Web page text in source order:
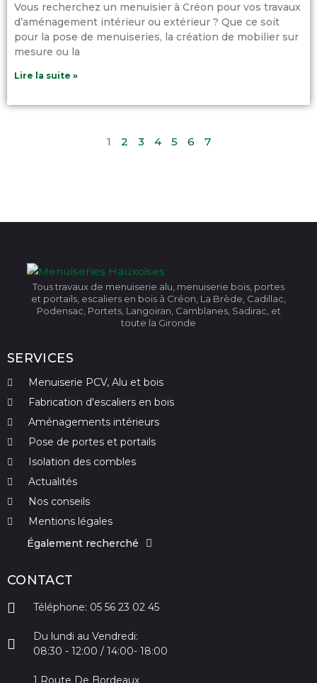
Vous recherchez un menuisier à Créon pour vos travaux
d’aménagement intérieur ou extérieur ? Que ce soit
pour la pose de menuiseries, la création de mobilier sur
mesure ou la
Lire la suite »
1 2 3 4 5 6 7
Tous travaux de menuiserie alu, menuiserie bois, portes
et portails, escaliers en bois à Créon, La Brède, Cadillac,
Podensac, Portets, Langoiran, Camblanes, Sadirac, et
toute la Gironde
SERVICES
Menuiserie PCV, Alu et bois
Fabrication d'escaliers en bois
Aménagements intérieurs
Pose de portes et portails
Isolation des combles
Actualités
Nos conseils
Mentions légales
Également recherché
CONTACT
Téléphone: 05 56 23 02 45
Du lundi au Vendredi:
08:30 - 12:00 / 14:00- 18:00
1 Route De Bordeaux